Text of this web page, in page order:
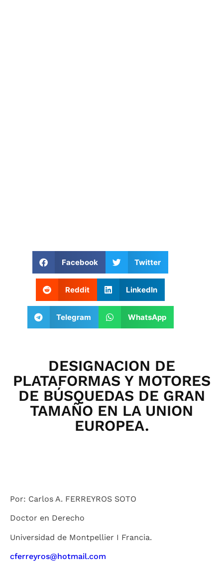
Facebook Twitter
Reddit LinkedIn
Telegram WhatsApp
DESIGNACION DE
PLATAFORMAS Y MOTORES
DE BÚSQUEDAS DE GRAN
TAMAÑO EN LA UNION
EUROPEA.
Por: Carlos A. FERREYROS SOTO
Doctor en Derecho
Universidad de Montpellier I Francia.
cferreyros@hotmail.com